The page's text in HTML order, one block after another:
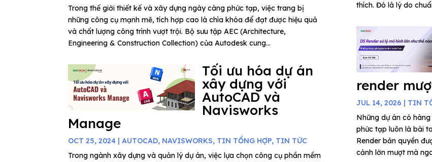
Trong thế giới thiết kế và xây dựng ngày càng phức tạp, việc trang bị
những công cụ mạnh mẽ, tích hợp cao là chìa khóa để đạt được hiệu quả
và chất lượng công trình vượt trội. Bộ sưu tập AEC (Architecture,
Engineering & Construction Collection) của Autodesk cung...
Tối ưu hóa dự án
xây dựng với
AutoCAD và
Navisworks
Manage
OCT 25, 2024 |AUTOCAD, NAVISWORKS, TIN TỔNG HỢP, TIN TỨC
Trong ngành xây dựng và quản lý dự án, việc lựa chọn công cụ phần mềm
thích. Đó là lý do
render
JUL 14, 2026 | TIN
Những dự án có
phức tạp luôn là bài
Render bản quyền
cảnh lớn mượt mà